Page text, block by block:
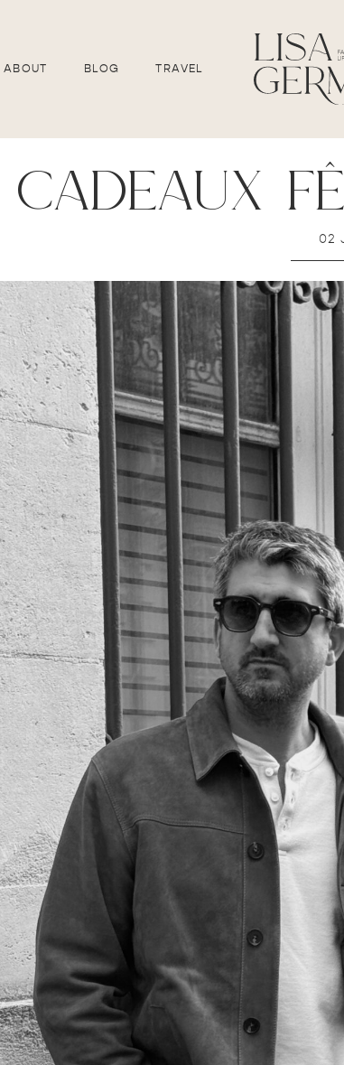
ABOUT BLOG TRAVEL
cadeaux 02